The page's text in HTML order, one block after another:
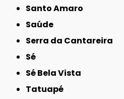
Santo Amaro
Saúde
Serra da Cantareira
Sé
Sé Bela Vista
Tatuapé